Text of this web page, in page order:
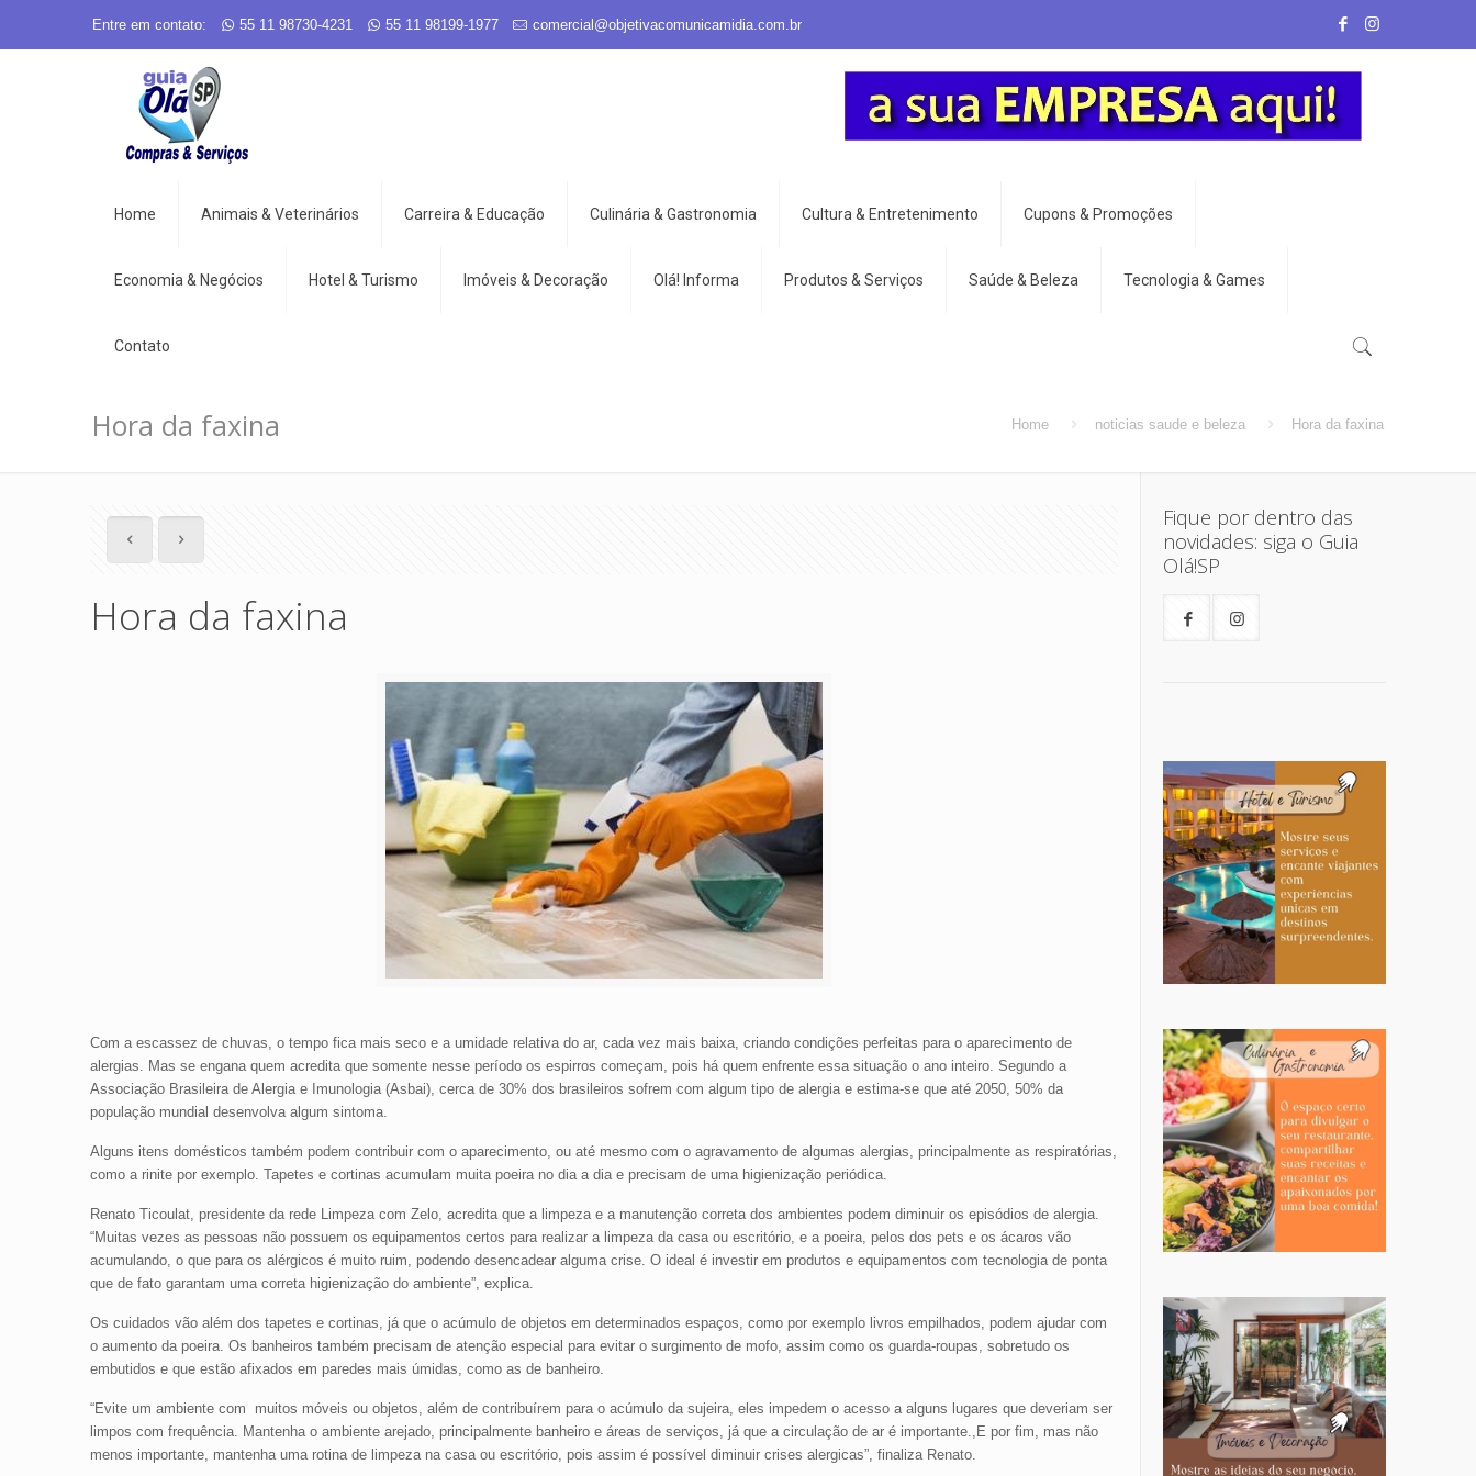
Entre em contato: 55 11 98730-4231 55 11 98199-1977 comercial@objetivacomunicamidia.com.br
Home Animais & Veterinários Carreira & Educação Culinária & Gastronomia Cultura & Entretenimento Cupons & Promoções
Economia & Negócios Hotel & Turismo Imóveis & Decoração Olá! Informa Produtos & Serviços Saúde & Beleza Tecnologia & Games
Contato
Hora da faxina Home noticias saude e beleza Hora da faxina
Hora da faxina
Com a escassez de chuvas, o tempo fica mais seco e a umidade relativa do ar, cada vez mais baixa, criando condições perfeitas para o aparecimento de
alergias. Mas se engana quem acredita que somente nesse período os espirros começam, pois há quem enfrente essa situação o ano inteiro. Segundo a
Associação Brasileira de Alergia e Imunologia (Asbai), cerca de 30% dos brasileiros sofrem com algum tipo de alergia e estima-se que até 2050, 50% da
população mundial desenvolva algum sintoma.
Alguns itens domésticos também podem contribuir com o aparecimento, ou até mesmo com o agravamento de algumas alergias, principalmente as respiratórias,
como a rinite por exemplo. Tapetes e cortinas acumulam muita poeira no dia a dia e precisam de uma higienização periódica.
Renato Ticoulat, presidente da rede Limpeza com Zelo, acredita que a limpeza e a manutenção correta dos ambientes podem diminuir os episódios de alergia.
“Muitas vezes as pessoas não possuem os equipamentos certos para realizar a limpeza da casa ou escritório, e a poeira, pelos dos pets e os ácaros vão
acumulando, o que para os alérgicos é muito ruim, podendo desencadear alguma crise. O ideal é investir em produtos e equipamentos com tecnologia de ponta
que de fato garantam uma correta higienização do ambiente”, explica.
Os cuidados vão além dos tapetes e cortinas, já que o acúmulo de objetos em determinados espaços, como por exemplo livros empilhados, podem ajudar com
o aumento da poeira. Os banheiros também precisam de atenção especial para evitar o surgimento de mofo, assim como os guarda-roupas, sobretudo os
embutidos e que estão afixados em paredes mais úmidas, como as de banheiro.
“Evite um ambiente com muitos móveis ou objetos, além de contribuírem para o acúmulo da sujeira, eles impedem o acesso a alguns lugares que deveriam ser
limpos com frequência. Mantenha o ambiente arejado, principalmente banheiro e áreas de serviços, já que a circulação de ar é importante.,E por fim, mas não
menos importante, mantenha uma rotina de limpeza na casa ou escritório, pois assim é possível diminuir crises alergicas”, finaliza Renato.
Fique por dentro das
novidades: siga o Guia
Olá!SP